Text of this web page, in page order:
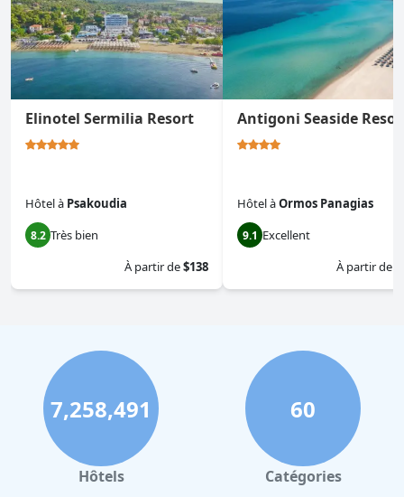
Elinotel Sermilia Resort
Hôtelà Psakoudia
8.2 Très bien
À partir de$138
Antigoni Seaside
HôtelàOrmos Panagias
9.1 Excellent
À partir de
7,258,491
Hôtels
60
Catégories